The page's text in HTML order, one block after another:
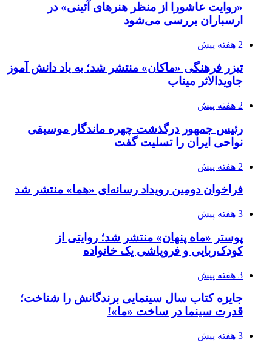
«روایت عاشورا از منظر هنرهای آئینی» در
ارسباران بررسی می‌شود
2 هفته پیش
تیزر فرهنگی «ماکان» منتشر شد؛ به یاد دانش آموز
جاویدالاثر میناب
2 هفته پیش
رئیس جمهور درگذشت چهره ماندگار موسیقی
نواحی ایران را تسلیت گفت
2 هفته پیش
فراخوان دومین رویداد رسانه‌ای «هما» منتشر شد
3 هفته پیش
پوستر «ماه پنهان» منتشر شد؛ روایتی از
کودک‌ربایی و فروپاشی یک خانواده
3 هفته پیش
جایزه کتاب سال سینمایی برندگانش را شناخت؛
قدرت سینما در ساخت «ما»!
3 هفته پیش